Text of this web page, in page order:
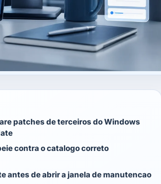
patches de terceiros do Windows
contra o catalogo correto
antes de abrir a janela de manutencao